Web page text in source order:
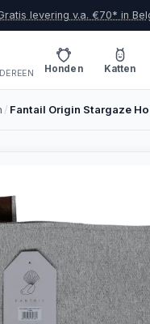
levering v.a. €70* in
Honden Katten
/ Fantail Origin Stargaze